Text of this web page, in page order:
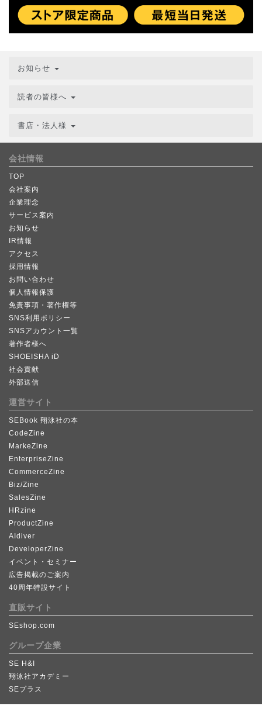
お知らせ
読者の皆様へ
書店・法人様
会社情報
TOP
会社案内
企業理念
サービス案内
お知らせ
IR情報
アクセス
採用情報
お問い合わせ
個人情報保護
免責事項・著作権等
SNS利用ポリシー
SNSアカウント一覧
著作者様へ
SHOEISHA iD
社会貢献
外部送信
運営サイト
SEBook 翔泳社の本
CodeZine
MarkeZine
EnterpriseZine
CommerceZine
Biz/Zine
SalesZine
HRzine
ProductZine
AIdiver
DeveloperZine
イベント・セミナー
広告掲載のご案内
40周年特設サイト
直販サイト
SEshop.com
グループ企業
SE H&I
翔泳社アカデミー
SEプラス